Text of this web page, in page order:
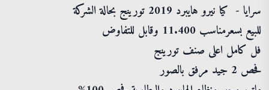
سرايا - كيا نيرو هايبرد 2019 تورينج بحالة الشركة
للبيع بسعرمناسب 11.400 وقابل للتفاوض
فل كامل اعلى صنف تورينج
فحص 2 جيد مرفق بالصور